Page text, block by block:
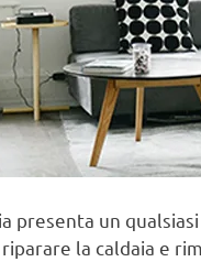
presenta un
la caldaia e